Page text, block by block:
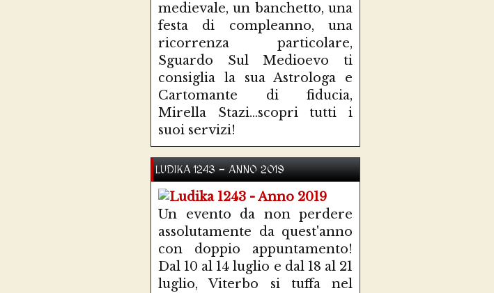
medievale, un banchetto, una
festa di compleanno, una
ricorrenza particolare,
Sguardo Sul Medioevo ti
consiglia la sua Astrologa e
Cartomante di fiducia,
Mirella Stazi...scopri tutti i
suoi servizi!
LUDIKA 1243 - ANNO 2019
Un evento da non perdere
assolutamente da quest'anno
con doppio appuntamento!
Dal 10 al 14 luglio e dal 18 al 21
luglio, Viterbo si tuffa nel